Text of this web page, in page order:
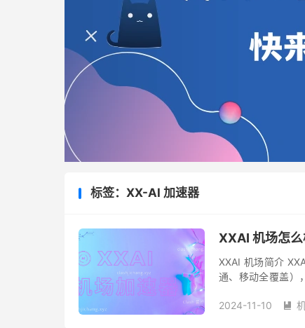
标签：XX-AI 加速器
XXAI 机场怎
XXAI 机场简介
通、移动全覆盖）
2024-11-10 